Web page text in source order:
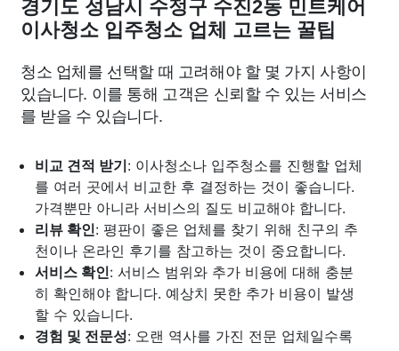
경기도 성남시 수정구 수진2동 민트케어
이사청소 입주청소 업체 고르는 꿀팁
청소 업체를 선택할 때 고려해야 할 몇 가지 사항이
있습니다. 이를 통해 고객은 신뢰할 수 있는 서비스
를 받을 수 있습니다.
비교 견적 받기: 이사청소나 입주청소를 진행할 업체
를 여러 곳에서 비교한 후 결정하는 것이 좋습니다.
가격뿐만 아니라 서비스의 질도 비교해야 합니다.
리뷰 확인: 평판이 좋은 업체를 찾기 위해 친구의 추
천이나 온라인 후기를 참고하는 것이 중요합니다.
서비스 확인: 서비스 범위와 추가 비용에 대해 충분
히 확인해야 합니다. 예상치 못한 추가 비용이 발생
할 수 있습니다.
경험 및 전문성: 오랜 역사를 가진 전문 업체일수록